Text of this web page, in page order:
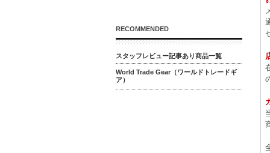
RECOMMENDED
スタッフレビュー記事あり商品一覧
World Trade Gear（ワールドトレードギ
ア）